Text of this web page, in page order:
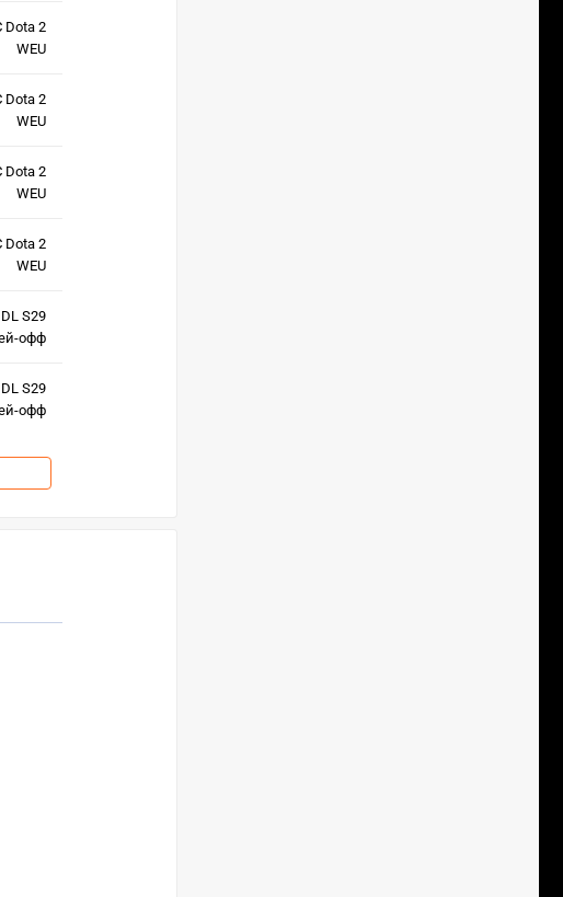
Dota 2
WEU
Dota 2
WEU
Dota 2
WEU
Dota 2
WEU
DL S29
офф
DL S29
офф